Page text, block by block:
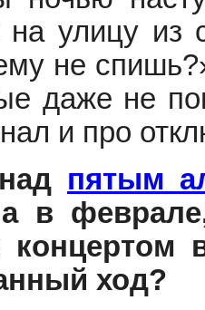
на улицу из
не
даже не
и про
пятым
в
концертом
ход?